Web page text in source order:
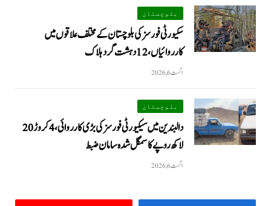
بلوچستان
سکیورٹی فورسز کی بلوچستان کے مختلف علاقوں میں
کارروائیاں ، 12 دہشت گرد ہلاک
اگست 6, 2026
بلوچستان
دالبندین میں سیکیورٹی فورسز کی بڑی کارروائی، 4 کروڑ 20
لاکھ روپے کا سمگل شدہ سامان ضبط
اگست 6, 2026